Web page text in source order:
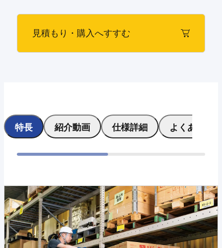
見積もり・購入へすすむ
特長 紹介動画 仕様詳細 よくある質